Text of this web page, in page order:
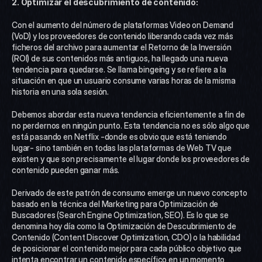
Con el aumento del número de plataformas Video on Demand
(VoD) y los proveedores de contenido liberando cada vez más
ficheros del archivo para aumentar el Retorno de la Inversión
(ROI) de sus contenidos más antiguos, ha llegado una nueva
tendencia para quedarse. Se llama bingeing y se refiere a la
situación en que un usuario consume varias horas de la misma
historia en una sola sesión.
Debemos abordar esta nueva tendencia eficientemente a fin de
no perdernos en ningún punto. Esta tendencia no es sólo algo que
está pasando en Netflix -donde es obvio que está teniendo
lugar- sino también en todas las plataformas de Web TV que
existen y que son precisamente el lugar donde los proveedores de
contenido pueden ganar más.
Derivado de este patrón de consumo emerge un nuevo concepto
basado en la técnica del Marketing para Optimización de
Buscadores (Search Engine Optimization, SEO). Es lo que se
denomina hoy día como la Optimización de Descubrimiento de
Contenido (Content Discover Optimization, CDO) o la habilidad
de posicionar el contenido mejor para cada público objetivo que
intenta encontrar un contenido específico en un momento